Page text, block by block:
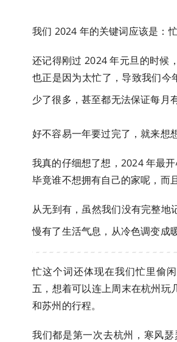
我们 2024 年的关键词应该是：忙
还记得刚过 2024 年元旦的时候
也正是因为太忙了，导致我们
少了很多，甚至都无法保证每月
好不容易一年要过完了，就来想
我真的仔细想了想，2024 年最
毕竟谁不想拥有自己的家呢，而
从无到有，虽然我们没有完整地
慢有了生活气息，从冷色调变成
忙这个词还体现在我们忙里偷
五，想着可以连上周末在杭州玩
和苏州的行程。
我们都是第一次去杭州，寒风